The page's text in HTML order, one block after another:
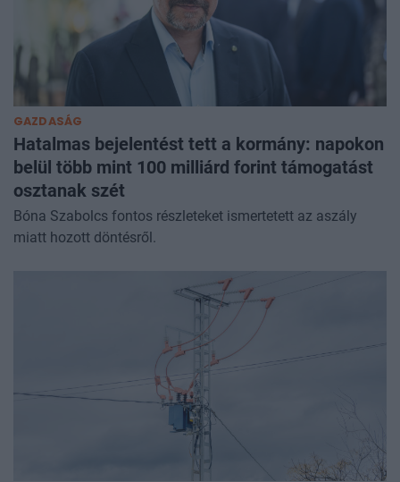
GAZDASÁG
Hatalmas bejelentést tett a kormány: napokon
belül több mint 100 milliárd forint támogatást
osztanak szét
Bóna Szabolcs fontos részleteket ismertetett az aszály
miatt hozott döntésről.